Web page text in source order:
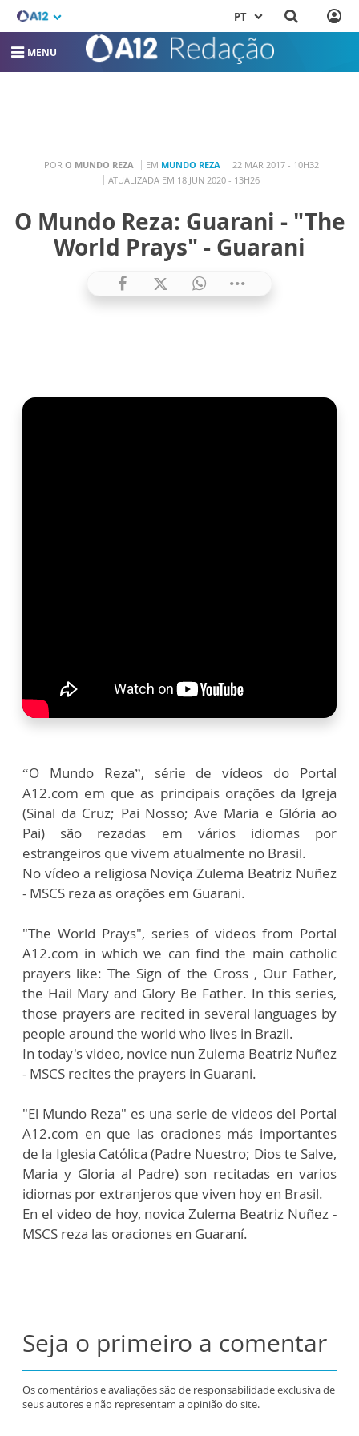
PT
MENU
POR O MUNDO REZA EM MUNDO REZA
22 MAR 2017 - 10H32
ATUALIZADA EM 18 JUN 2020 - 13H26
O Mundo Reza: Guarani - "The
World Prays" - Guarani
“O Mundo Reza”, série de vídeos do Portal
A12.com em que as principais orações da Igreja
(Sinal da Cruz; Pai Nosso; Ave Maria e Glória ao
Pai) são rezadas em vários idiomas por
estrangeiros que vivem atualmente no Brasil.
No vídeo a religiosa Noviça Zulema Beatriz Nuñez
- MSCS reza as orações em Guarani.
"The World Prays", series of videos from Portal
A12.com in which we can find the main catholic
prayers like: The Sign of the Cross , Our Father,
the Hail Mary and Glory Be Father. In this series,
those prayers are recited in several languages by
people around the world who lives in Brazil.
In today's video, novice nun Zulema Beatriz Nuñez
- MSCS recites the prayers in Guarani.
"El Mundo Reza" es una serie de videos del Portal
A12.com en que las oraciones más importantes
de la Iglesia Católica (Padre Nuestro; Dios te Salve,
Maria y Gloria al Padre) son recitadas en varios
idiomas por extranjeros que viven hoy en Brasil.
En el video de hoy, novica Zulema Beatriz Nuñez -
MSCS reza las oraciones en Guaraní.
Seja o primeiro a comentar
Os comentários e avaliações são de responsabilidade exclusiva de
seus autores e não representam a opinião do site.